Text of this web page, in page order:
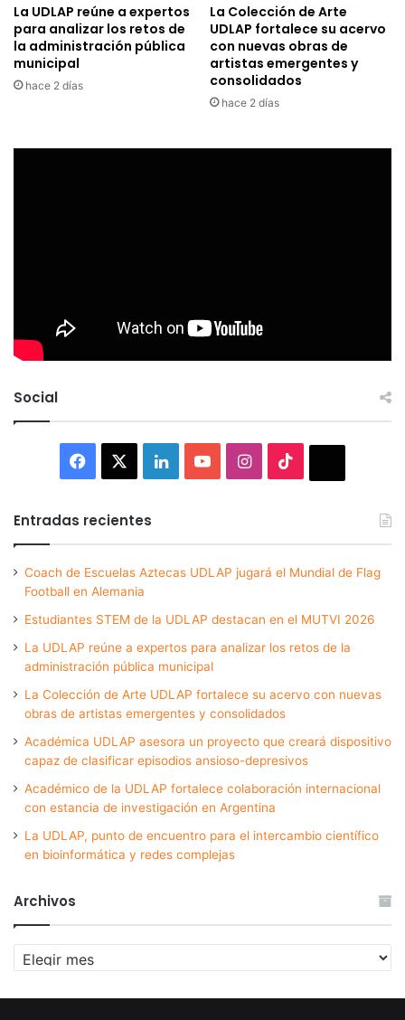
La UDLAP reúne a expertos
para analizar los retos de
la administración pública
municipal
hace 2 días
La Colección de Arte
UDLAP fortalece su acervo
con nuevas obras de
artistas emergentes y
consolidados
hace 2 días
Social
Facebook LinkedInYouTubeInstagram
Entradas recientes
Coach de Escuelas Aztecas UDLAP jugará el Mundial de Flag
Football en Alemania
Estudiantes STEM de la UDLAP destacan en el MUTVI 2026
La UDLAP reúne a expertos para analizar los retos de la
administración pública municipal
La Colección de Arte UDLAP fortalece su acervo con nuevas
obras de artistas emergentes y consolidados
Académica UDLAP asesora un proyecto que creará dispositivo
capaz de clasificar episodios ansioso-depresivos
Académico de la UDLAP fortalece colaboración internacional
con estancia de investigación en Argentina
La UDLAP, punto de encuentro para el intercambio científico
en bioinformática y redes complejas
Archivos
Archivos